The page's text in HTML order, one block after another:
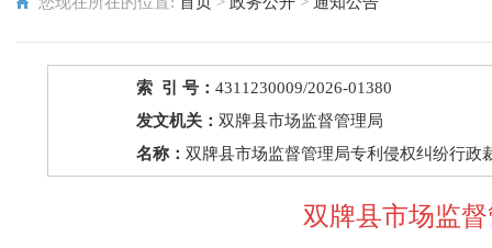
索 引 号：4311230009/2026-01380
发文机关：双牌县市场监督管理局
名称：双牌县市场监督管理局专利侵权纠纷行政
双牌县市场监